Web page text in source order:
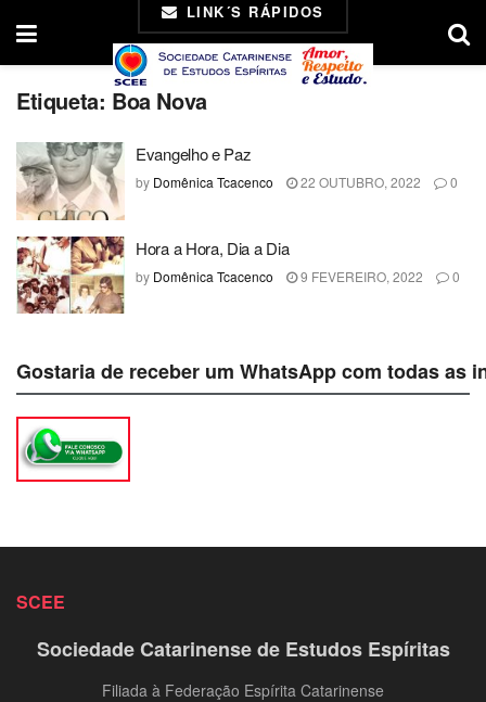
LINK´S RÁPIDOS
Etiqueta: Boa Nova
Evangelho e Paz
by Domênica Tcacenco 22 OUTUBRO, 2022 0
Hora a Hora, Dia a Dia
by Domênica Tcacenco 9 FEVEREIRO, 2022 0
Gostaria de receber um WhatsApp com todas
SCEE
Sociedade Catarinense de Estudos Espíritas
Filiada à Federação Espírita Catarinense